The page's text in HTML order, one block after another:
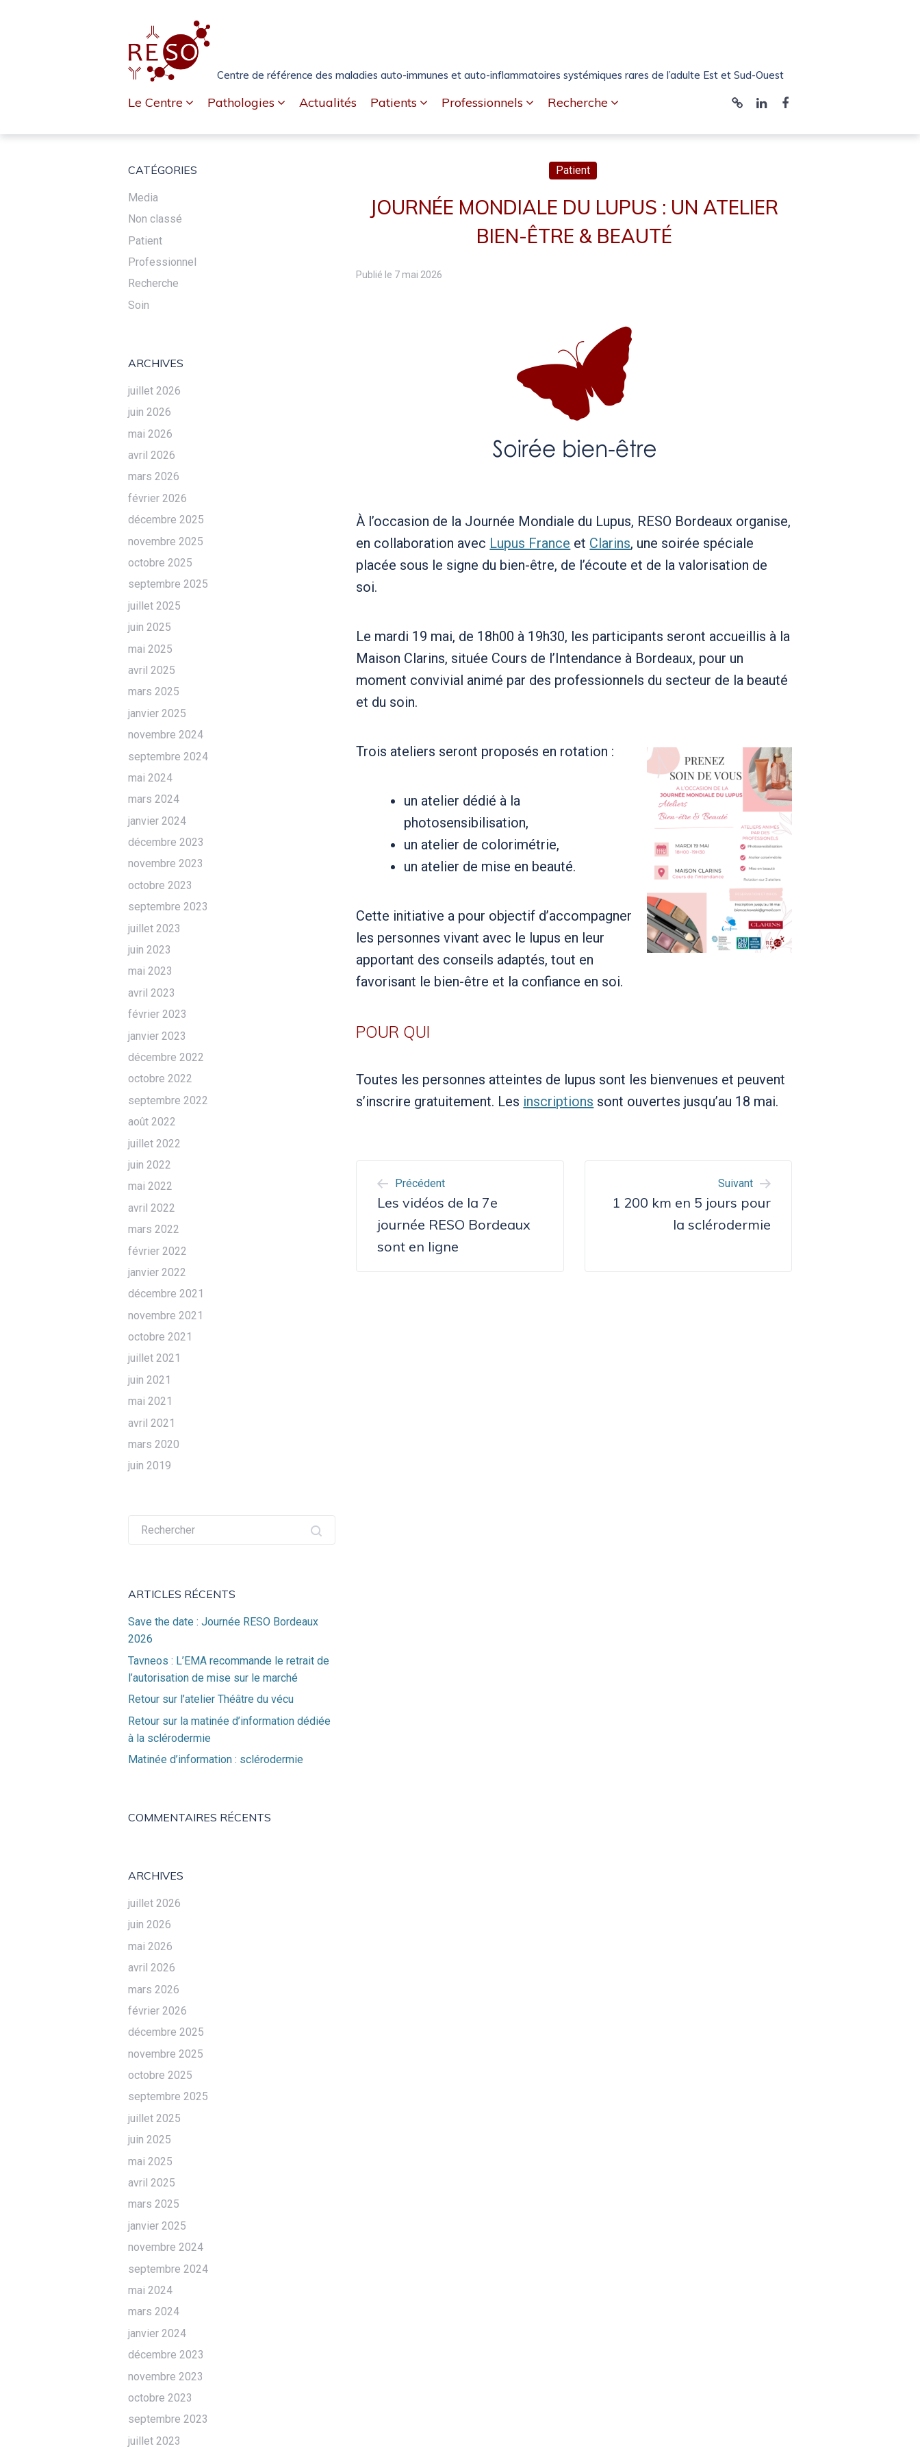
Centre de référence des maladies auto-immunes et auto-inflammatoires systémiques rares de l’adulte Est et Sud-Ouest
Le Centre Pathologies Actualités Patients Professionnels Recherche
Patient
JOURNÉE MONDIALE DU LUPUS : UN ATELIER
BIEN-ÊTRE & BEAUTÉ
Publié le 7 mai 2026
À l’occasion de la Journée Mondiale du Lupus, RESO Bordeaux organise,
en collaboration avec Lupus France et Clarins, une soirée spéciale
placée sous le signe du bien-être, de l’écoute et de la valorisation de
soi.
Le mardi 19 mai, de 18h00 à 19h30, les participants seront accueillis à la
Maison Clarins, située Cours de l’Intendance à Bordeaux, pour un
moment convivial animé par des professionnels du secteur de la beauté
et du soin.
Trois ateliers seront proposés en rotation :
un atelier dédié à la
photosensibilisation,
un atelier de colorimétrie,
un atelier de mise en beauté.
Cette initiative a pour objectif d’accompagner
les personnes vivant avec le lupus en leur
apportant des conseils adaptés, tout en
favorisant le bien-être et la confiance en soi.
POUR QUI
Toutes les personnes atteintes de lupus sont les bienvenues et peuvent
s’inscrire gratuitement. Les inscriptions sont ouvertes jusqu’au 18 mai.
NAVIGATION
DE
L’ARTICLE
Précédent
Les vidéos de la 7e
journée RESO Bordeaux
sont en ligne
Suivant
1 200 km en 5 jours pour
la sclérodermie
CATÉGORIES
Media
Non classé
Patient
Professionnel
Recherche
Soin
ARCHIVES
juillet 2026
juin 2026
mai 2026
avril 2026
mars 2026
février 2026
décembre 2025
novembre 2025
octobre 2025
septembre 2025
juillet 2025
juin 2025
mai 2025
avril 2025
mars 2025
janvier 2025
novembre 2024
septembre 2024
mai 2024
mars 2024
janvier 2024
décembre 2023
novembre 2023
octobre 2023
septembre 2023
juillet 2023
juin 2023
mai 2023
avril 2023
février 2023
janvier 2023
décembre 2022
octobre 2022
septembre 2022
août 2022
juillet 2022
juin 2022
mai 2022
avril 2022
mars 2022
février 2022
janvier 2022
décembre 2021
novembre 2021
octobre 2021
juillet 2021
juin 2021
mai 2021
avril 2021
mars 2020
juin 2019
Recherche
ARTICLES RÉCENTS
Save the date : Journée RESO Bordeaux
2026
Tavneos : L’EMA recommande le retrait de
l’autorisation de mise sur le marché
Retour sur l’atelier Théâtre du vécu
Retour sur la matinée d’information dédiée
à la sclérodermie
Matinée d’information : sclérodermie
COMMENTAIRES RÉCENTS
ARCHIVES
juillet 2026
juin 2026
mai 2026
avril 2026
mars 2026
février 2026
décembre 2025
novembre 2025
octobre 2025
septembre 2025
juillet 2025
juin 2025
mai 2025
avril 2025
mars 2025
janvier 2025
novembre 2024
septembre 2024
mai 2024
mars 2024
janvier 2024
décembre 2023
novembre 2023
octobre 2023
septembre 2023
juillet 2023